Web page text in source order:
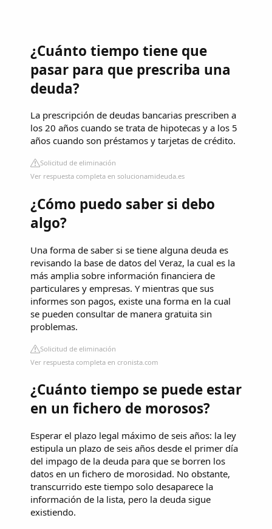
¿Cuánto tiempo tiene que
pasar para que prescriba una
deuda?
La prescripción de deudas bancarias prescriben a
los 20 años cuando se trata de hipotecas y a los 5
años cuando son préstamos y tarjetas de crédito.
Solicitud de eliminación
Ver respuesta completa en solucionamideuda.es
¿Cómo puedo saber si debo
algo?
Una forma de saber si se tiene alguna deuda es
revisando la base de datos del Veraz, la cual es la
más amplia sobre información financiera de
particulares y empresas. Y mientras que sus
informes son pagos, existe una forma en la cual
se pueden consultar de manera gratuita sin
problemas.
Solicitud de eliminación
Ver respuesta completa en cronista.com
¿Cuánto tiempo se puede estar
en un fichero de morosos?
Esperar el plazo legal máximo de seis años: la ley
estipula un plazo de seis años desde el primer día
del impago de la deuda para que se borren los
datos en un fichero de morosidad. No obstante,
transcurrido este tiempo solo desaparece la
información de la lista, pero la deuda sigue
existiendo.